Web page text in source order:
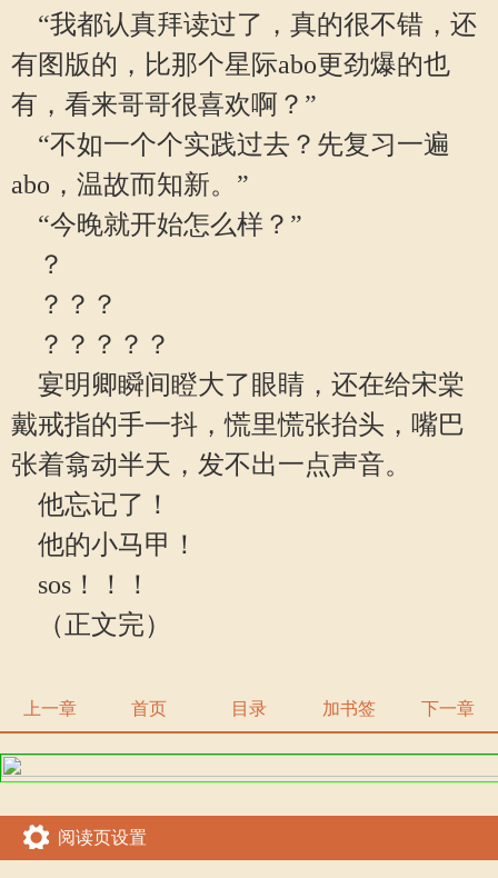
“我都认真拜读过了，真的很不错，还
有图版的，比那个星际abo更劲爆的也
有，看来哥哥很喜欢啊？”
“不如一个个实践过去？先复习一遍
abo，温故而知新。”
“今晚就开始怎么样？”
？
？？？
？？？？？
宴明卿瞬间瞪大了眼睛，还在给宋棠
戴戒指的手一抖，慌里慌张抬头，嘴巴
张着翕动半天，发不出一点声音。
他忘记了！
他的小马甲！
sos！！！
（正文完）
上一章 首页 目录 加书签 下一章
阅读页设置